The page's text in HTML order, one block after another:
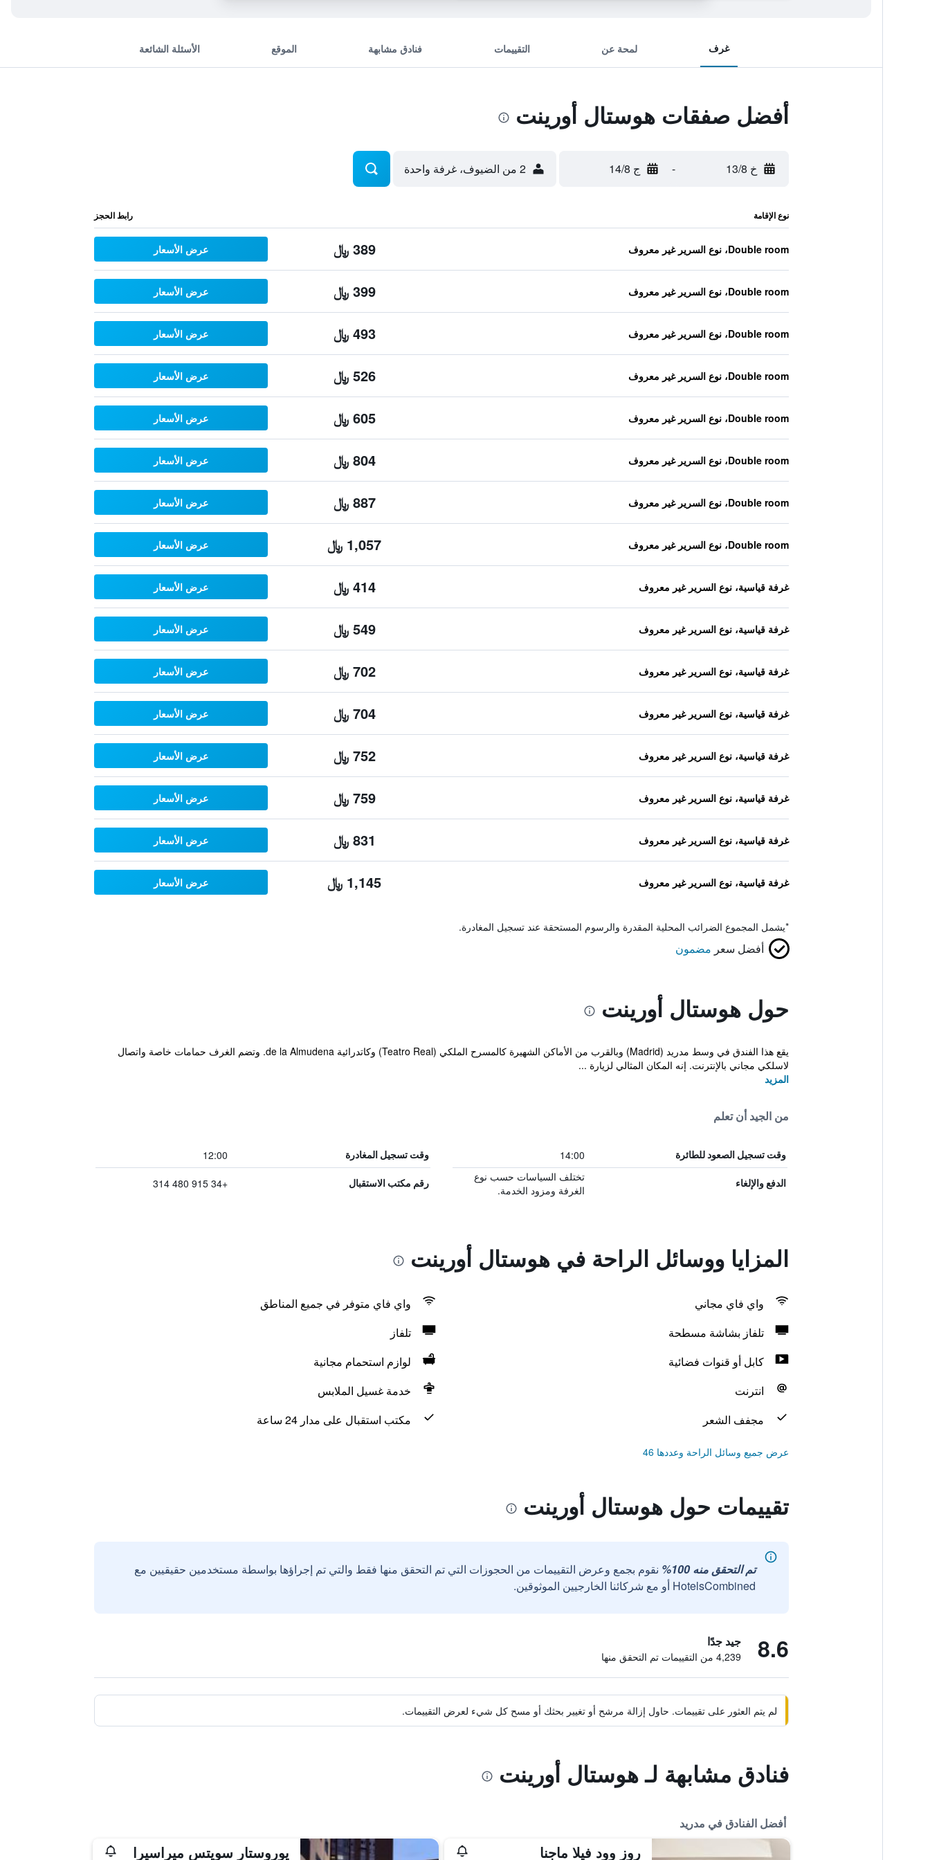
غرف لمحة عن التقييمات فنادق مشابهة الموقع الأسئلة الشائعة
أفضل صفقات هوستال أورينت
خ 13/8 - ج 14/8 2 من الضيوف، غرفة واحدة
نوع الإقامة رابط الحجز
Double room، نوع السرير غير معروف 389 ﷼ عرض الأسعار
Double room، نوع السرير غير معروف 399 ﷼ عرض الأسعار
Double room، نوع السرير غير معروف 493 ﷼ عرض الأسعار
Double room، نوع السرير غير معروف 526 ﷼ عرض الأسعار
Double room، نوع السرير غير معروف 605 ﷼ عرض الأسعار
Double room، نوع السرير غير معروف 804 ﷼ عرض الأسعار
Double room، نوع السرير غير معروف 887 ﷼ عرض الأسعار
Double room، نوع السرير غير معروف 1,057 ﷼ عرض الأسعار
غرفة قياسية، نوع السرير غير معروف 414 ﷼ عرض الأسعار
غرفة قياسية، نوع السرير غير معروف 549 ﷼ عرض الأسعار
غرفة قياسية، نوع السرير غير معروف 702 ﷼ عرض الأسعار
غرفة قياسية، نوع السرير غير معروف 704 ﷼ عرض الأسعار
غرفة قياسية، نوع السرير غير معروف 752 ﷼ عرض الأسعار
غرفة قياسية، نوع السرير غير معروف 759 ﷼ عرض الأسعار
غرفة قياسية، نوع السرير غير معروف 831 ﷼ عرض الأسعار
غرفة قياسية، نوع السرير غير معروف 1,145 ﷼ عرض الأسعار
*يشمل المجموع الضرائب المحلية المقدرة والرسوم المستحقة عند تسجيل المغادرة.
أفضل سعر مضمون
حول هوستال أورينت
يقع هذا الفندق في وسط مدريد (Madrid) وبالقرب من الأماكن الشهيرة كالمسرح الملكي (Teatro Real) وكاتدرائية de la Almudena. وتضم الغرف حمامات خاصة واتصال
لاسلكي مجاني بالإنترنت. إنه المكان المثالي لزيارة ...
المزيد
من الجيد أن تعلم
وقت تسجيل الصعود للطائرة 14:00 وقت تسجيل المغادرة 12:00
الدفع والإلغاء
تختلف السياسات حسب نوع
الغرفة ومزود الخدمة.
رقم مكتب الاستقبال +34 915 480 314
المزايا ووسائل الراحة في هوستال أورينت
واي فاي مجاني
واي فاي متوفر في جميع المناطق
تلفاز بشاشة مسطحة
تلفاز
كابل أو قنوات فضائية
لوازم استحمام مجانية
انترنت
خدمة غسيل الملابس
مجفف الشعر
مكتب استقبال على مدار 24 ساعة
عرض جميع وسائل الراحة وعددها 46
تقييمات حول هوستال أورينت
تم التحقق منه 100%
نقوم بجمع وعرض التقييمات من الحجوزات التي تم التحقق منها فقط والتي تم إجراؤها بواسطة مستخدمين حقيقيين مع
HotelsCombined أو مع شركائنا الخارجيين الموثوقين.
8.6 جيد جدًا
4,239 من التقييمات تم التحقق منها
لم يتم العثور على تقييمات. حاول إزالة مرشح أو تغيير بحثك أو مسح كل شيء لعرض التقييمات.
فنادق مشابهة لـ هوستال أورينت
أفضل الفنادق في مدريد
روز وود فيلا ماجنا يوروستار سويتس ميراسيرا